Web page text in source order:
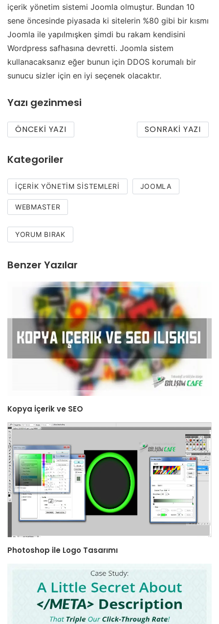
içerik yönetim sistemi Joomla olmuştur. Bundan 10
sene öncesinde piyasada ki sitelerin %80 gibi bir kısmı
Joomla ile yapılmışken şimdi bu rakam kendisini
Wordpress safhasına devretti. Joomla sistem
kullanacaksanız eğer bunun için DDOS korumalı bir
sunucu sizler için en iyi seçenek olacaktır.
Yazı gezinmesi
ÖNCEKI YAZI SONRAKI YAZI
Kategoriler
İÇERIK YÖNETIM SISTEMLERI JOOMLA
WEBMASTER
YORUM BIRAK
Benzer Yazılar
Kopya İçerik ve SEO
Photoshop ile Logo Tasarımı